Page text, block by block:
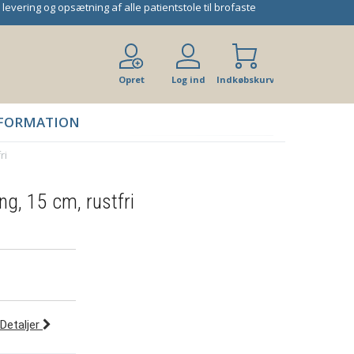
levering og opsætning af alle patientstole til brofaste
Opret
Log ind Indkøbskurv
15 cm, rustfri
Detaljer